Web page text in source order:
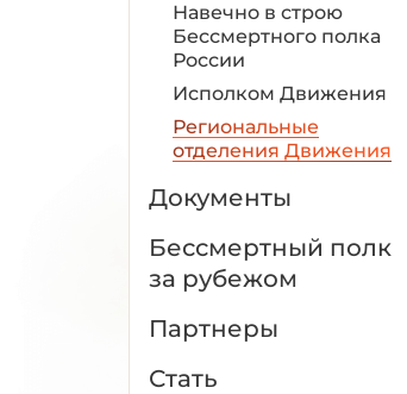
Навечно в строю
Бессмертного полка
России
Исполком Движения
Региональные
отделения Движения
Документы
Бессмертный полк
за рубежом
Партнеры
Стать